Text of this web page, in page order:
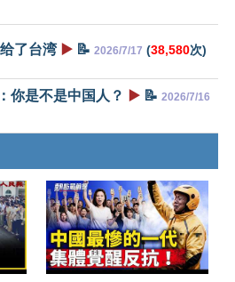
了台湾 ▶️ 📝 2026/7/17 (38,580次)
你是不是中国人？ ▶️ 📝 2026/7/16